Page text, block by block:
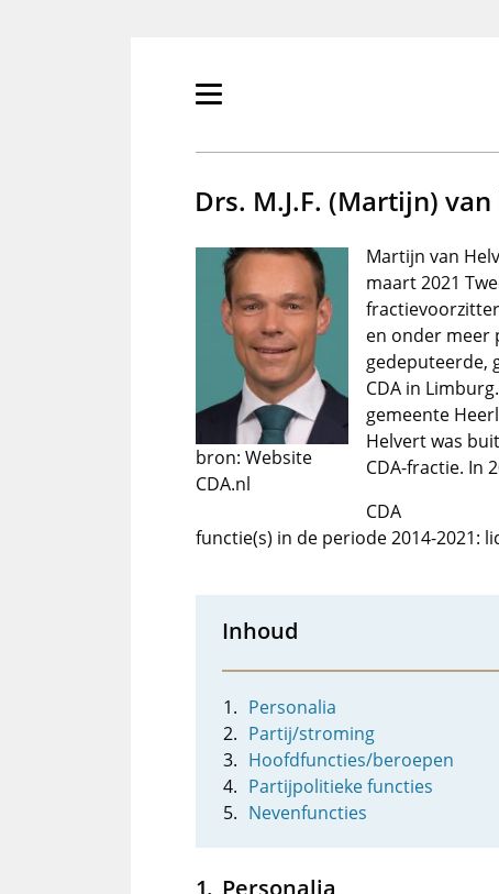
Primair
tonen/verbergen
Drs. M.J.F. (Martijn)
bron: Website
CDA.nl
Martijn van
maart 2021
en onder meer
gedeputeerde,
CDA in
gemeente
Helvert was
CDA-fractie. In
CDA
functie(s) in de periode 2014-2021:
Inhoud
Personalia
Partij/stroming
Hoofdfuncties/beroepen
Partijpolitieke functies
Nevenfuncties
Personalia